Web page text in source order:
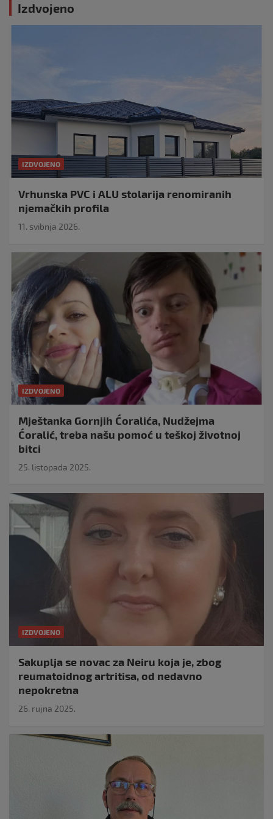
Izdvojeno
IZDVOJENO
Vrhunska PVC i ALU stolarija renomiranih
njemačkih profila
11. svibnja 2026.
IZDVOJENO
Mještanka Gornjih Ćoralića, Nudžejma
Ćoralić, treba našu pomoć u teškoj životnoj
bitci
25. listopada 2025.
IZDVOJENO
Sakuplja se novac za Neiru koja je, zbog
reumatoidnog artritisa, od nedavno
nepokretna
26. rujna 2025.